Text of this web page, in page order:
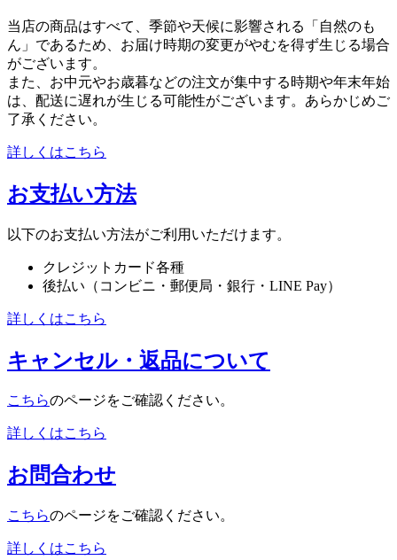
当店の商品はすべて、季節や天候に影響される「自然のも
ん」であるため、お届け時期の変更がやむを得ず生じる場合
がございます。
また、お中元やお歳暮などの注文が集中する時期や年末年始
は、配送に遅れが生じる可能性がございます。あらかじめご
了承ください。
詳しくはこちら
お支払い方法
以下のお支払い方法がご利用いただけます。
クレジットカード各種
後払い（コンビニ・郵便局・銀行・LINE Pay）
詳しくはこちら
キャンセル・返品について
こちらのページをご確認ください。
詳しくはこちら
お問合わせ
こちらのページをご確認ください。
詳しくはこちら